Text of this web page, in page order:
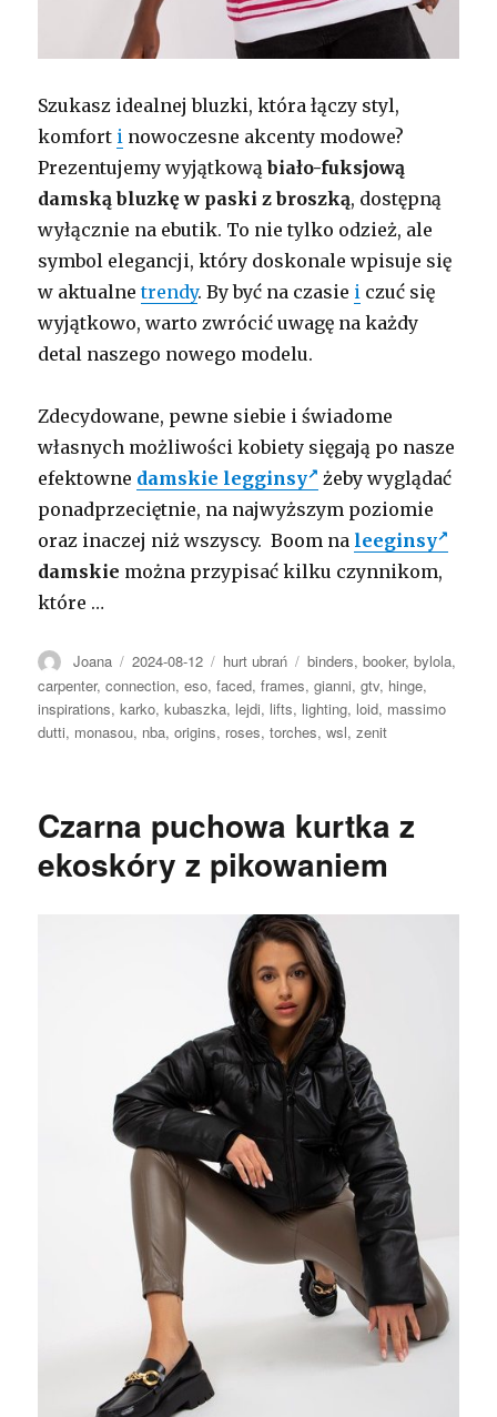
Szukasz idealnej bluzki, która łączy styl,
komfort i nowoczesne akcenty modowe?
Prezentujemy wyjątkowąbiało-fuksjową
damską bluzkę w paski z broszką, dostępną
wyłącznie na ebutik. To nie tylko odzież, ale
symbol elegancji, który doskonale wpisuje się
w aktualnetrendy. By być na czasie i czuć się
wyjątkowo, warto zwrócić uwagę na każdy
detal naszego nowego modelu.
Zdecydowane, pewne siebie i świadome
własnych możliwości kobiety sięgają po nasze
efektowne damskie legginsy
żeby wyglądać
ponadprzeciętnie, na najwyższym poziomie
oraz inaczej niż wszyscy. Boom na leeginsy
damskie można przypisać kilku czynnikom,
które …
Autor
Joana Opublikowano
2024-08-12 Kategorie
hurt ubrań Tagi
binders,booker,bylola,
carpenter,connection,eso,faced,frames,gianni,gtv, hinge,
inspirations,karko,kubaszka, lejdi, lifts, lighting, loid, massimo
dutti, monasou, nba,origins, roses,torches,wsl,zenit
Czarna puchowa kurtka z
ekoskóry z pikowaniem